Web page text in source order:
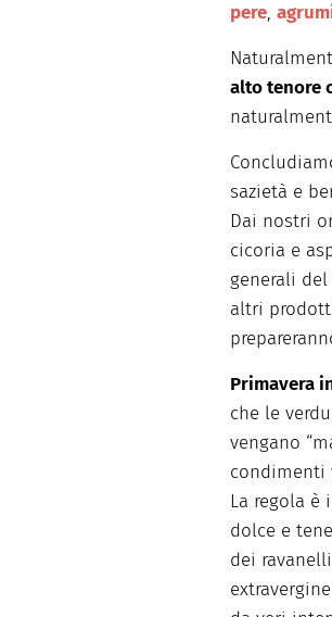
pere,
alto tenore
sazietà e
Dai nostri
cicoria e
generali
altri
Primavera
che le
vengano
condimenti
La regola
dolce e
dei